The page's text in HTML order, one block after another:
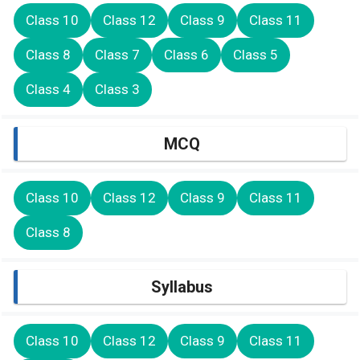
Class 10 Class 12 Class 9 Class 11
Class 8 Class 7 Class 6 Class 5
Class 4 Class 3
MCQ
Class 10 Class 12 Class 9 Class 11
Class 8
Syllabus
Class 10 Class 12 Class 9 Class 11